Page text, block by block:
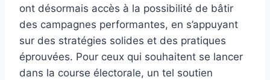
ont désormais accès à la possibilité de bâtir
des campagnes performantes, en s’appuyant
sur des stratégies solides et des pratiques
éprouvées. Pour ceux qui souhaitent se lancer
dans la course électorale, un tel soutien